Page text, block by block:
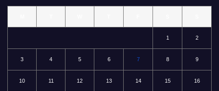
1 2
3 4 5 6 7 8 9
10 11 12 13 14 15 16